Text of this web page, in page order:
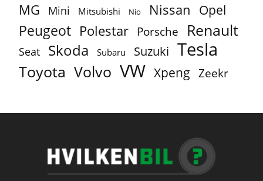
MG Mini Mitsubishi Nio Nissan Opel
Peugeot Polestar Porsche Renault
Seat Skoda Subaru Suzuki Tesla
Toyota Volvo VW Xpeng Zeekr